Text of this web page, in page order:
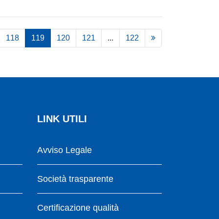
118 119 120 121 ... 122
LINK UTILI
Avviso Legale
Società trasparente
Certificazione qualità